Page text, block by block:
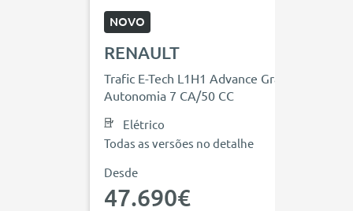
NOVO
RENAULT
Trafic E-Tech L1H1 Advance Grande
Autonomia 7 CA/50 CC
Elétrico
Todas as versões no detalhe
Desde
47.690€